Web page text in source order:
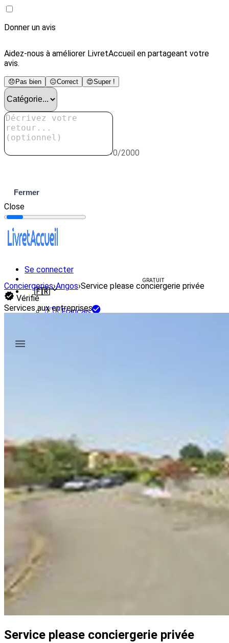
Donner un avis
Aidez-nous à améliorer LivretAccueil en partageant votre
avis.
😞 Pas bien 😐Correct 😍Super !
0/2000
Fermer
Close
Se connecter
GRATUIT
🇫🇷
🇫🇷Français
Conciergeries›Angos›Service please conciergerie privée
Vérifié
Services aux entreprises
Service please conciergerie privée